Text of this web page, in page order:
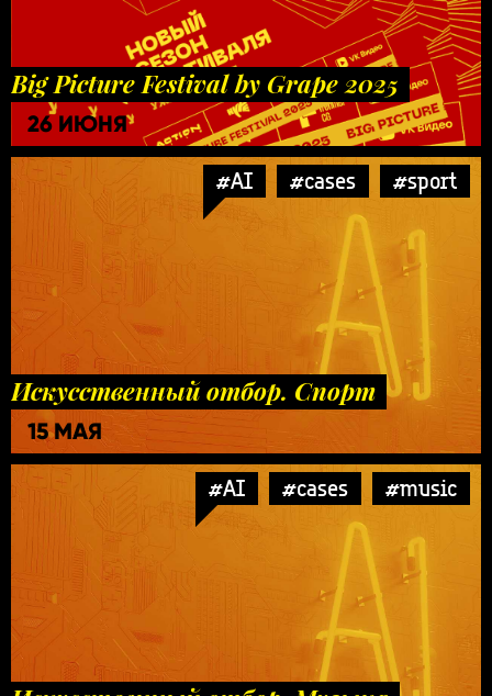
Big Picture Festival by Grape 2025
26 ИЮНЯ
#AI #cases #sport
Искусственный отбор. Спорт
15 МАЯ
#AI #cases #music